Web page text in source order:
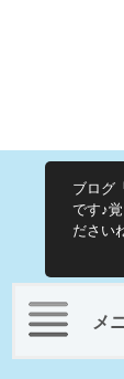
ブログ
です♪
ださい
メ